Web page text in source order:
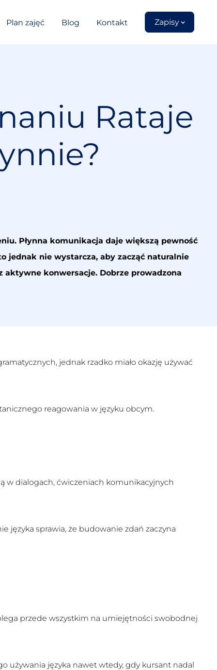
Plan zajęć Blog Kontakt Zapisy
Rataje
Płynna komunikacja daje większą pewność
jednak nie wystarcza, aby zacząć naturalnie
konwersacje. Dobrze prowadzona
jednak rzadko miało okazję używać
reagowania w języku obcym.
w dialogach, ćwiczeniach komunikacyjnych
języka sprawia, że budowanie zdań zaczyna
przede wszystkim na umiejętności swobodnej
używania języka nawet wtedy, gdy kursant nadal